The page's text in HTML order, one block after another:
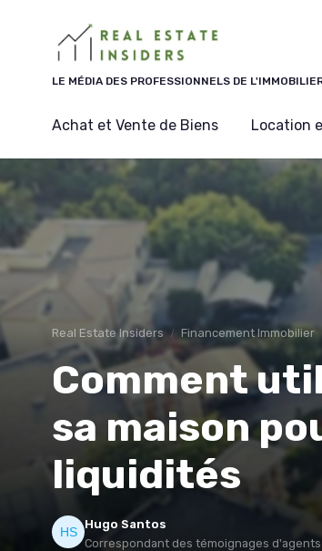
LE MÉDIA DES PROFESSIONNELS DE
Achat et Vente de Biens Location
Real Estate Insiders Financement Immobilier
Comment
sa maison
liquidités
Hugo Santos
Correspondant des témoignages d'agents